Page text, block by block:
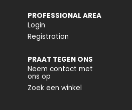
PROFESSIONAL AREA
Login
Registration
PRAAT TEGEN ONS
Neem contact met
ons op
Zoek een winkel